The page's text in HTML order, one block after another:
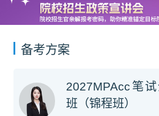
备考方案
2027MPAcc笔
班（锦程班）